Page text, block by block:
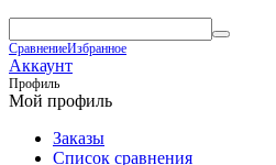
СравнениеИзбранное
Профиль
Аккаунт
Мой профиль
Заказы
Список сравнения